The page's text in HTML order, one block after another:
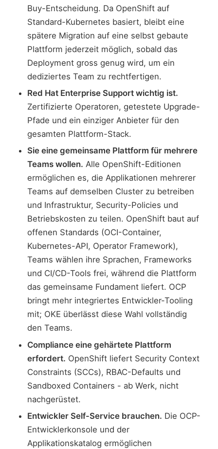
Buy-Entscheidung. Da OpenShift auf
Standard-Kubernetes basiert, bleibt eine
spätere Migration auf eine selbst gebaute
Plattform jederzeit möglich, sobald das
Deployment gross genug wird, um ein
dediziertes Team zu rechtfertigen.
Red Hat Enterprise Support wichtig ist.
Zertifizierte Operatoren, getestete Upgrade-
Pfade und ein einziger Anbieter für den
gesamten Plattform-Stack.
Sie eine gemeinsame Plattform für mehrere
Teams wollen. Alle OpenShift-Editionen
ermöglichen es, die Applikationen mehrerer
Teams auf demselben Cluster zu betreiben
und Infrastruktur, Security-Policies und
Betriebskosten zu teilen. OpenShift baut auf
offenen Standards (OCI-Container,
Kubernetes-API, Operator Framework),
Teams wählen ihre Sprachen, Frameworks
und CI/CD-Tools frei, während die Plattform
das gemeinsame Fundament liefert. OCP
bringt mehr integriertes Entwickler-Tooling
mit; OKE überlässt diese Wahl vollständig
den Teams.
Compliance eine gehärtete Plattform
erfordert. OpenShift liefert Security Context
Constraints (SCCs), RBAC-Defaults und
Sandboxed Containers - ab Werk, nicht
nachgerüstet.
Entwickler Self-Service brauchen. Die OCP-
Entwicklerkonsole und der
Applikationskatalog ermöglichen